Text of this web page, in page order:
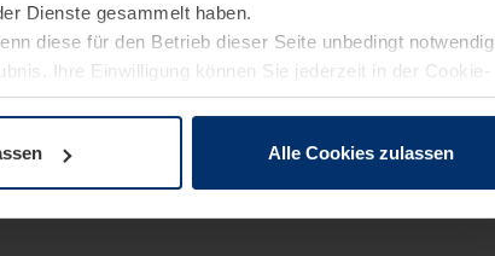
Dienste gesammelt haben.
diese für den Betrieb dieser Seite unbedingt notwendig
Ihre Einwilligung können Sie jederzeit in der Cookie-
ändern oder widerrufen.
Alle Cookies zulassen